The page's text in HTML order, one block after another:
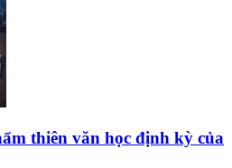
thiên văn học định kỳ của